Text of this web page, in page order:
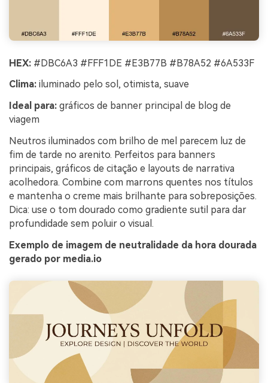
HEX: #DBC6A3 #FFF1DE #E3B77B #B78A52 #6A533F
Clima: iluminado pelo sol, otimista, suave
Ideal para: gráficos de banner principal de blog de
viagem
Neutros iluminados com brilho de mel parecem luz de
fim de tarde no arenito. Perfeitos para banners
principais, gráficos de citação e layouts de narrativa
acolhedora. Combine com marrons quentes nos títulos
e mantenha o creme mais brilhante para sobreposições.
Dica: use o tom dourado como gradiente sutil para dar
profundidade sem poluir o visual.
Exemplo de imagem de neutralidade da hora dourada
gerado por media.io